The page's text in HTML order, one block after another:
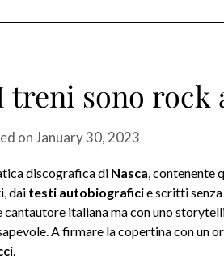
treni sono rock
onJanuary 30, 2023
discografica di Nasca, contenente
dai testi autobiograficie scritti
italiana ma con uno
A firmare la copertina con un
.